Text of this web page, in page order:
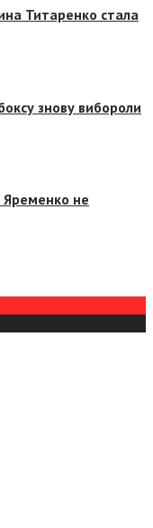
Титаренко стала
знову вибороли
Яременко не